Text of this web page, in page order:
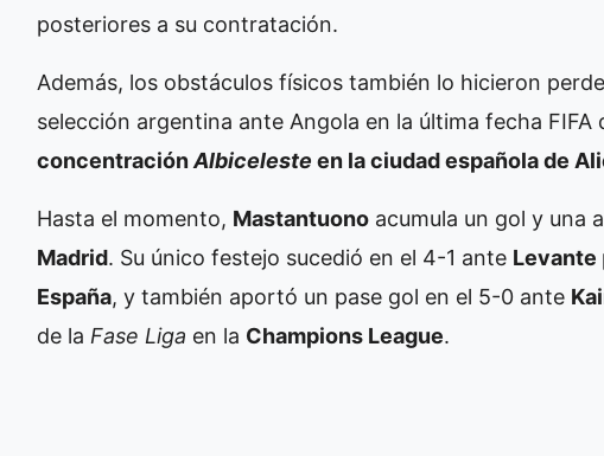
posteriores a su contratación.
Además, los obstáculos físicos también lo hicieron
selección argentina ante Angola en la última fecha FIFA
concentraciónAlbiceleste en la ciudad española de
Hasta el momento, Mastantuono acumula un gol y una
Madrid. Su único festejo sucedió en el 4-1 ante Levante
España, y también aportó un pase gol en el 5-0 ante
de la Fase Liga en la Champions League.